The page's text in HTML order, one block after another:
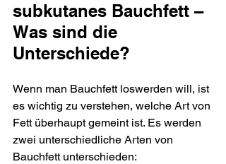
subkutanes Bauchfett –
Was sind die
Unterschiede?
Wenn man Bauchfett loswerden will, ist
es wichtig zu verstehen, welche Art von
Fett überhaupt gemeint ist. Es werden
zwei unterschiedliche Arten von
Bauchfett unterschieden: